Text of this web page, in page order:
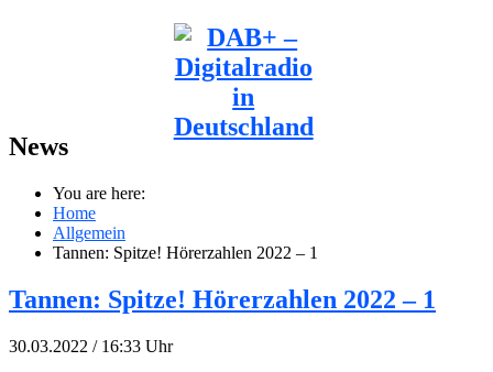
News
You are here:
Home
Allgemein
Tannen: Spitze! Hörerzahlen 2022 – 1
Tannen: Spitze! Hörerzahlen 2022 – 1
30.03.2022 / 16:33 Uhr